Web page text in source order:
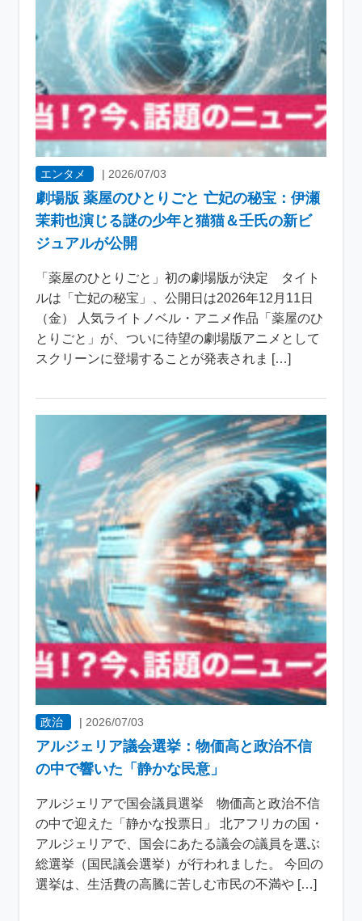
エンタメ | 2026/07/03
劇場版 薬屋のひとりごと 亡妃の秘宝：伊瀬
茉莉也演じる謎の少年と猫猫＆壬氏の新ビ
ジュアルが公開
「薬屋のひとりごと」初の劇場版が決定 タイト
ルは「亡妃の秘宝」、公開日は2026年12月11日
（金） 人気ライトノベル・アニメ作品「薬屋のひ
とりごと」が、ついに待望の劇場版アニメとして
スクリーンに登場することが発表されま […]
政治 | 2026/07/03
アルジェリア議会選挙：物価高と政治不信
の中で響いた「静かな民意」
アルジェリアで国会議員選挙 物価高と政治不信
の中で迎えた「静かな投票日」 北アフリカの国・
アルジェリアで、国会にあたる議会の議員を選ぶ
総選挙（国民議会選挙）が行われました。 今回の
選挙は、生活費の高騰に苦しむ市民の不満や […]